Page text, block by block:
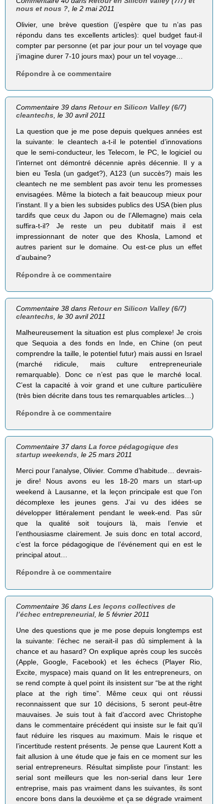
nous et nous ? , le 2 mai 2011
Olivier, une brève question (j’espère que tu n’as pas
répondu dans tes excellents articles): quel budget faut-il
compter par personne (et par jour pour un tel voyage que
j’imagine durer 7-10 jours max) pour un tel voyage…
Répondre à ce commentaire
Commentaire 39 dansRetour en Silicon Valley (6/7)
cleantechs , le 30 avril 2011
La question que je me pose depuis quelques années est
la suivante: le cleantech a-t-il le potentiel d’innovations
que le semi-conducteur, les Telecom, le PC, le logiciel ou
l’internet ont démontré décennie après décennie. Il y a
bien eu Tesla (un gadget?), A123 (un succès?) mais les
cleantech ne me semblent pas avoir tenu les promesses
envisagées. Même la biotech a fait beaucoup mieux pour
l’instant. Il y a bien les subsides publics des USA (bien plus
tardifs que ceux du Japon ou de l’Allemagne) mais cela
suffira-t-il? Je reste un peu dubitatif mais il est
impressionnant de noter que des Khosla, Lamond et
autres parient sur le domaine. Ou est-ce plus un effet
d’aubaine?
Répondre à ce commentaire
Commentaire 38 dansRetour en Silicon Valley (6/7)
cleantechs , le 30 avril 2011
Malheureusement la situation est plus complexe! Je crois
que Sequoia a des fonds en Inde, en Chine (on peut
comprendre la taille, le potentiel futur) mais aussi en Israel
(marché ridicule, mais culture entrepreneuriale
remarquable). Donc ce n’est pas que le marché local.
C’est la capacité à voir grand et une culture particulière
(très bien décrite dans tous tes remarquables articles…)
Répondre à ce commentaire
Commentaire 37 dansLa force pédagogique des
startup weekends, le 25 mars 2011
Merci pour l’analyse, Olivier. Comme d’habitude… devrais-
je dire! Nous avons eu les 18-20 mars un start-up
weekend à Lausanne, et la leçon principale est que l’on
décomplexe les jeunes gens. J’ai vu des idées se
développer littéralement pendant le week-end. Pas sûr
que la qualité soit toujours là, mais l’envie et
l’enthousiasme clairement. Je suis donc en total accord,
c’est la force pédagogique de l’événement qui en est le
principal atout…
Répondre à ce commentaire
Commentaire 36 dansLes leçons collectives de
l’échec entrepreneurial , le 5 février 2011
Une des questions que je me pose depuis longtemps est
la suivante: l’échec ne serait-il pas dû simplement à la
chance et au hasard? On explique après coup les succès
(Apple, Google, Facebook) et les échecs (Player Rio,
Excite, myspace) mais quand on lit les entrepreneurs, on
se rend compte à quel point ils insistent sur “be at the right
place at the righ time”. Même ceux qui ont réussi
reconnaissent que sur 10 décisions, 5 seront peut-être
mauvaises. Je suis tout à fait d’accord avec Christophe
dans le commentaire précédent qui insiste sur le fait qu’il
faut réduire les risques au maximum. Mais le risque et
l’incertitude restent présents. Je pense que Laurent Kott a
fait allusion à une étude que je fais en ce moment sur les
serial entrepreneurs. Résultat simpliste pour l’instant: les
serial sont meilleurs que les non-serial dans leur 1ere
entreprise, mais pas vraiment dans les suivantes, ils sont
encore bons dans la deuxième et ça se dégrade vraiment